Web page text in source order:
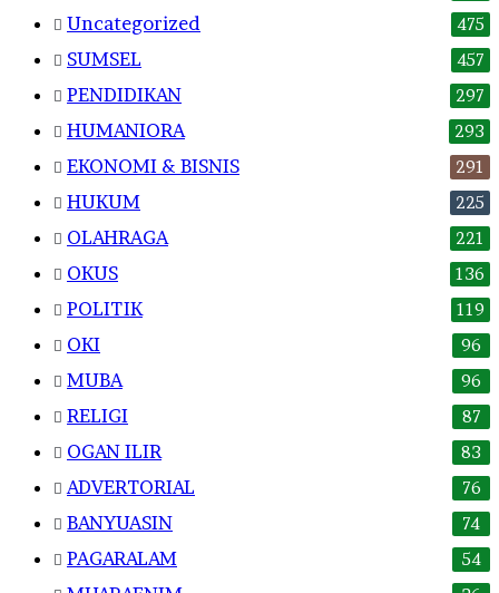
Uncategorized 475
SUMSEL 457
PENDIDIKAN 297
HUMANIORA 293
EKONOMI & BISNIS 291
HUKUM 225
OLAHRAGA 221
OKUS 136
POLITIK 119
OKI 96
MUBA 96
RELIGI 87
OGAN ILIR 83
ADVERTORIAL 76
BANYUASIN 74
PAGARALAM 54